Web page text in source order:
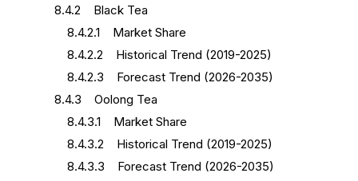
8.4.2 Black Tea
8.4.2.1 Market Share
8.4.2.2 Historical Trend (2019-2025)
8.4.2.3 Forecast Trend (2026-2035)
8.4.3 Oolong Tea
8.4.3.1 Market Share
8.4.3.2 Historical Trend (2019-2025)
8.4.3.3 Forecast Trend (2026-2035)